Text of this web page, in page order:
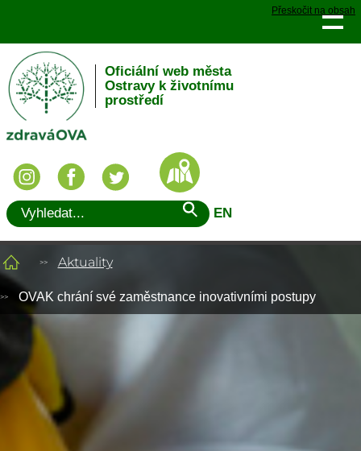
Přeskočit na obsah
Oficiální web města
Ostravy k životnímu
prostředí
EN
Aktuality
OVAK chrání své zaměstnance inovativními postupy